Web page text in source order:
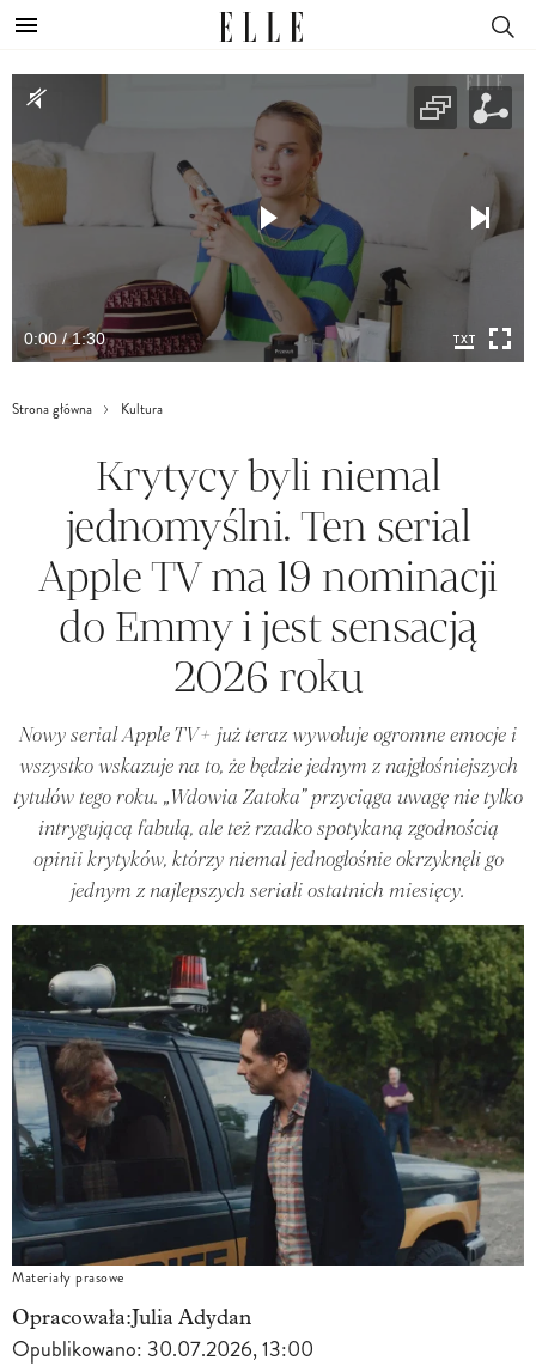
0:00 / 1:30
Strona główna Kultura
Krytycy byli niemal
jednomyślni. Ten serial
Apple TV ma 19 nominacji
do Emmy i jest sensacją
2026 roku
Nowy serial Apple TV+ już teraz wywołuje ogromne emocje i
wszystko wskazuje na to, że będzie jednym z najgłośniejszych
tytułów tego roku. „Wdowia Zatoka” przyciąga uwagę nie tylko
intrygującą fabułą, ale też rzadko spotykaną zgodnością
opinii krytyków, którzy niemal jednogłośnie okrzyknęli go
jednym z najlepszych seriali ostatnich miesięcy.
Materiały prasowe
Opracowała:Julia Adydan
Opublikowano: 30.07.2026, 13:00